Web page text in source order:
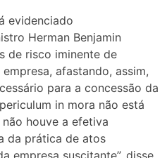
evidenciado
Herman Benjamin
de risco iminente de
afastando, assim,
para a concessão da
in mora não está
houve a efetiva
da prática de atos
empresa suscitante”, disse.